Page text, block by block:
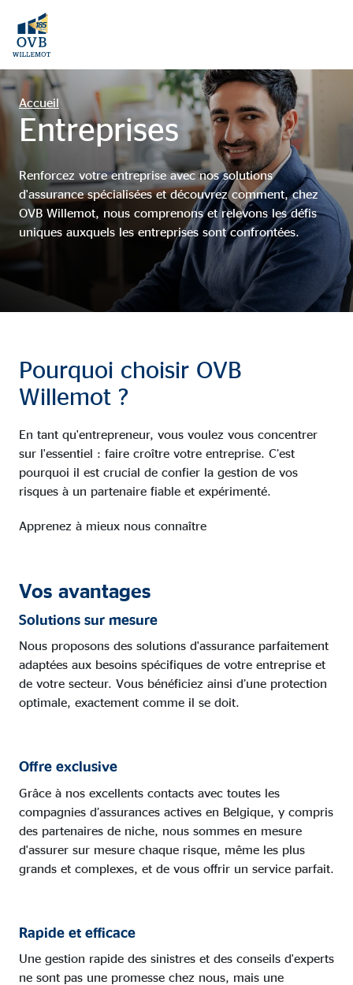
Accueil
Entreprises
Renforcez votre entreprise avec nos solutions
d'assurance spécialisées et découvrez comment, chez
OVB Willemot, nous comprenons et relevons les défis
uniques auxquels les entreprises sont confrontées.
Pourquoi choisir OVB
Willemot ?
En tant qu'entrepreneur, vous voulez vous concentrer
sur l'essentiel : faire croître votre entreprise. C’est
pourquoi il est crucial de confier la gestion de vos
risques à un partenaire fiable et expérimenté.
Apprenez à mieux nous connaître
Vos avantages
Solutions sur mesure
Nous proposons des solutions d'assurance parfaitement
adaptées aux besoins spécifiques de votre entreprise et
de votre secteur. Vous bénéficiez ainsi d’une protection
optimale, exactement comme il se doit.
Offre exclusive
Grâce à nos excellents contacts avec toutes les
compagnies d’assurances actives en Belgique, y compris
des partenaires de niche, nous sommes en mesure
d'assurer sur mesure chaque risque, même les plus
grands et complexes, et de vous offrir un service parfait.
Rapide et efficace
Une gestion rapide des sinistres et des conseils d'experts
ne sont pas une promesse chez nous, mais une